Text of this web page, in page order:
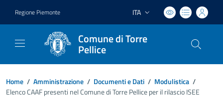
Regione Piemonte Lingua attiva:
ITA
Comune di Torre
Pellice
Home / Amministrazione / Documenti e Dati / Modulistica /
Elenco CAAF presenti nel Comune di Torre Pellice per il rilascio ISEE